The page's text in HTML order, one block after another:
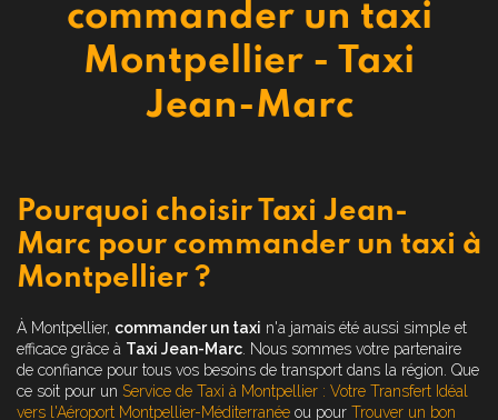
commander un taxi
Montpellier - Taxi
Jean-Marc
Pourquoi choisir Taxi Jean-
Marc pour commander un taxi à
Montpellier ?
À Montpellier, commander un taxi n'a jamais été aussi simple et
efficace grâce à Taxi Jean-Marc . Nous sommes votre partenaire
de confiance pour tous vos besoins de transport dans la région. Que
ce soit pour un Service de Taxi à Montpellier : Votre Transfert Idéal
vers l'Aéroport Montpellier-Méditerranée ou pour Trouver un bon